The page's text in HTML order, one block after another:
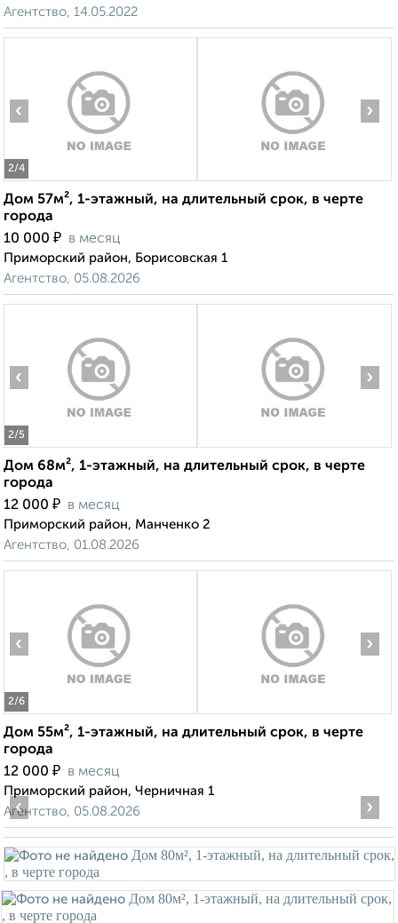
Агентство, 14.05.2022
2/4
‹ ›
Дом 57м², 1-этажный, на длительный срок, в черте
города
10 000 ₽ в месяц
Приморский район, Борисовская 1
Агентство, 05.08.2026
2/5
‹ ›
Дом 68м², 1-этажный, на длительный срок, в черте
города
12 000 ₽ в месяц
Приморский район, Манченко 2
Агентство, 01.08.2026
2/6
‹ ›
Дом 55м², 1-этажный, на длительный срок, в черте
города
12 000 ₽ в месяц
Приморский район, Черничная 1
Агентство, 05.08.2026
‹ ›